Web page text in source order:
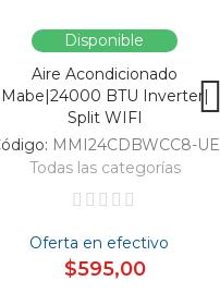
Disponible
Aire Acondicionado
Mabe|24000 BTU Inverter|
Split WIFI
MMI24CDBWCC8-UE
Todas las categorías
Oferta en efectivo
$595,00